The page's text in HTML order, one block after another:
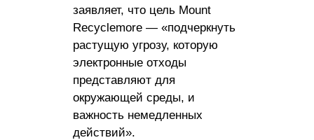
заявляет, что цель Mount
Recyclemore — «подчеркнуть
растущую угрозу, которую
электронные отходы
представляют для
окружающей среды, и
важность немедленных
действий».